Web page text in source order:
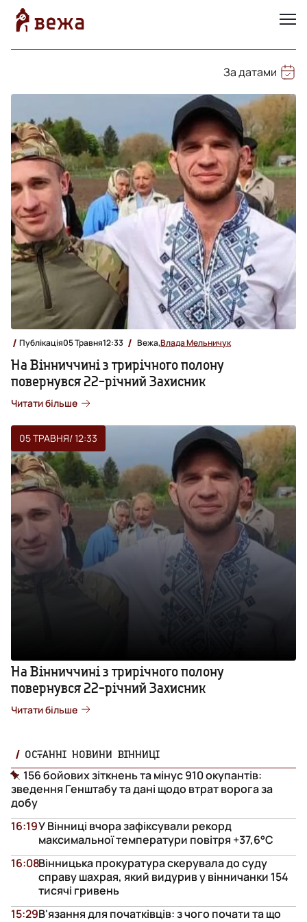
За датами
Публікація05 Травня12:33 Вежа,Влада Мельничук
На Вінниччині з трирічного полону
повернувся 22-річний Захисник
Читати більше
05 ТРАВНЯ/ 12:33
На Вінниччині з трирічного полону
повернувся 22-річний Захисник
Читати більше
ОСТАННІ НОВИНИ ВІННИЦІ
156 бойових зіткнень та мінус 910 окупантів:
зведення Генштабу та дані щодо втрат ворога за
добу
У Вінниці вчора зафіксували рекорд
максимальної температури повітря +37,6°С
16:19
Вінницька прокуратура скерувала до суду
справу шахрая, який видурив у вінничанки 154
тисячі гривень
16:08
В'язання для початківців: з чого почати та що
15:29